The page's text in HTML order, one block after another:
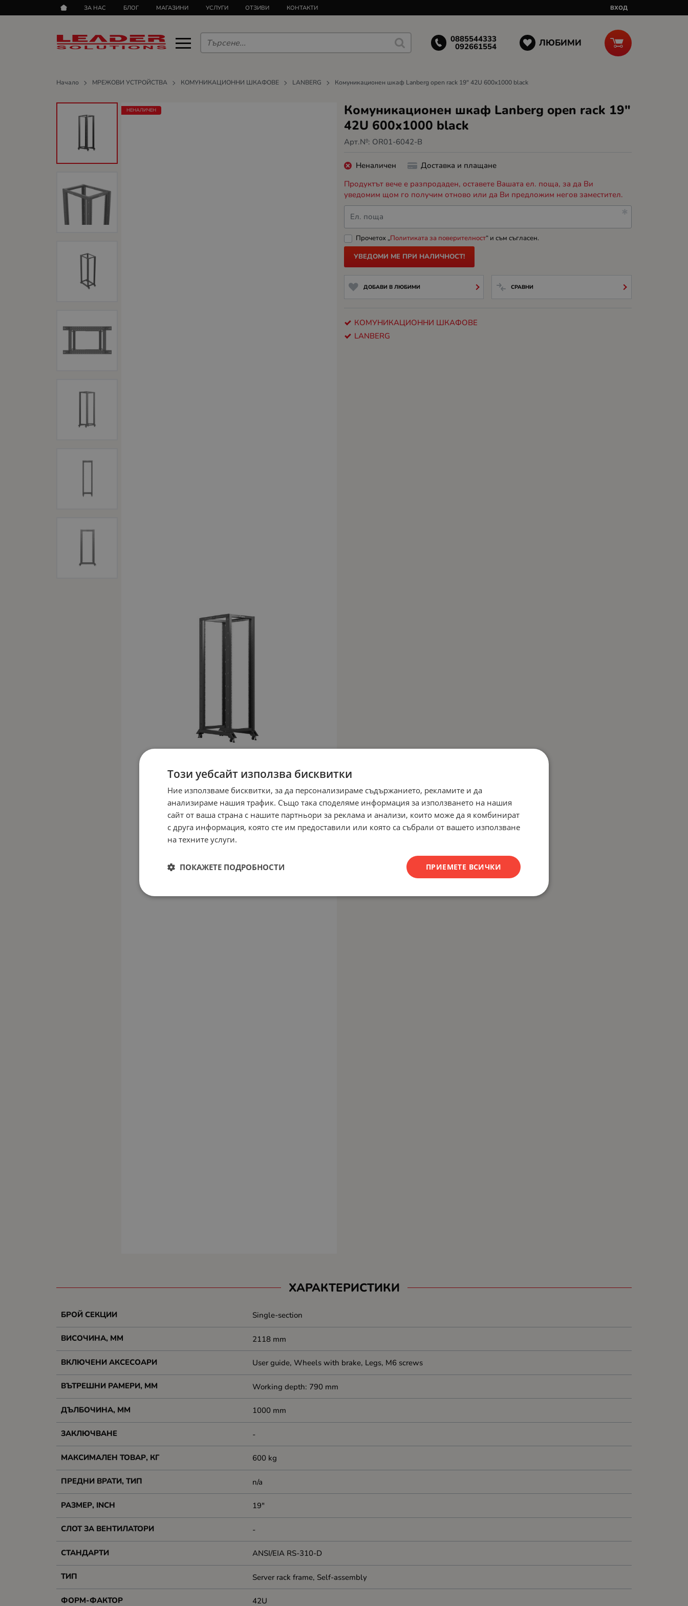
ЗА НАС БЛОГ МАГАЗИНИ УСЛУГИ ОТЗИВИ КОНТАКТИ ВХОД
0885544333
092661554 ЛЮБИМИ
Начало МРЕЖОВИ УСТРОЙСТВА КОМУНИКАЦИОННИ ШКАФОВЕ LANBERG Комуникационен шкаф Lanberg open rack 19" 42U 600x1000 black
Комуникационен шкаф Lanberg open rack 19"
42U 600x1000 black
Арт.№: OR01-6042-B
НЕНАЛИЧЕН
Неналичен
Доставка и плащане
Продуктът вече е разпродаден, оставете Вашата ел. поща, за да Ви
уведомим щом го получим отново или да Ви предложим негов заместител.
Ел. поща
Прочетох „Политиката за поверителност“ и съм съгласен.
УВЕДОМИ МЕ ПРИ НАЛИЧНОСТ!
ДОБАВИ В ЛЮБИМИ СРАВНИ
КОМУНИКАЦИОННИ ШКАФОВЕ
LANBERG
ХАРАКТЕРИСТИКИ
БРОЙ СЕКЦИИ Single-section
ВИСОЧИНА, MM 2118 mm
ВКЛЮЧЕНИ АКСЕСОАРИ User guide, Wheels with brake, Legs, M6 screws
ВЪТРЕШНИ РАМЕРИ, ММ Working depth: 790 mm
ДЪЛБОЧИНА, ММ 1000 mm
ЗАКЛЮЧВАНЕ -
МАКСИМАЛЕН ТОВАР, КГ 600 kg
ПРЕДНИ ВРАТИ, ТИП n/a
РАЗМЕР, INCH 19"
СЛОТ ЗА ВЕНТИЛАТОРИ -
СТАНДАРТИ ANSI/EIA RS-310-D
ТИП Server rack frame, Self-assembly
ФОРМ-ФАКТОР 42U
Този уебсайт използва бисквитки
Ние използваме бисквитки, за да персонализираме съдържанието, рекламите и да
анализираме нашия трафик. Също така споделяме информация за използването на нашия
сайт от ваша страна с нашите партньори за реклама и анализи, които може да я комбинират
с друга информация, която сте им предоставили или която са събрали от вашето използване
на техните услуги.
ПРИЕМЕТЕ ВСИЧКИ
ПОКАЖЕТЕ ПОДРОБНОСТИ